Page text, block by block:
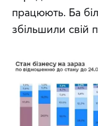
працюють. Ба
збільшили свій